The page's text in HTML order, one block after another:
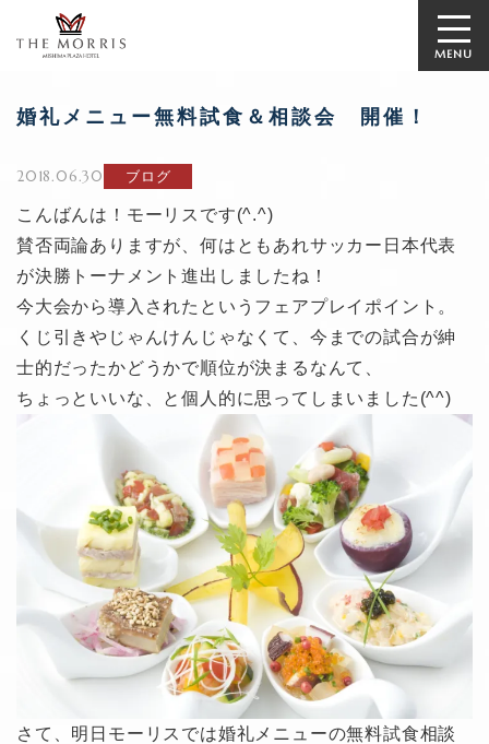
MENU
婚礼メニュー無料試食＆相談会 開催！
2018.06.30 ブログ
こんばんは！モーリスです(^.^)
賛否両論ありますが、何はともあれサッカー日本代表
が決勝トーナメント進出しましたね！
今大会から導入されたというフェアプレイポイント。
くじ引きやじゃんけんじゃなくて、今までの試合が紳
士的だったかどうかで順位が決まるなんて、
ちょっといいな、と個人的に思ってしまいました(^^)
さて、明日モーリスでは婚礼メニューの無料試食相談